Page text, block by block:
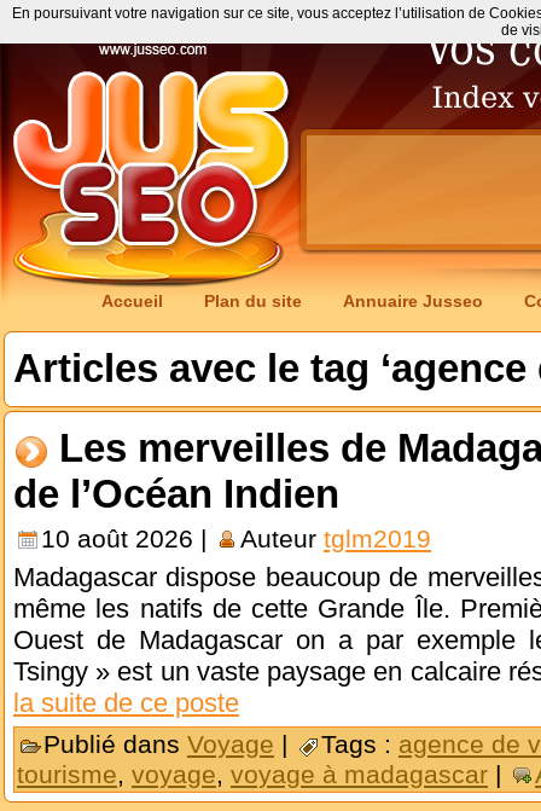
Accueil Plan du site Annuaire Jusseo
Articles avec le tag ‘agence
Les merveilles de
de l’Océan Indien
10 août 2026 | Auteur tglm2019
Madagascar dispose beaucoup de
même les natifs de cette Grande Île.
Ouest de Madagascar on a par exemple
Tsingy » est un vaste paysage en calcaire
la suite de ce poste
Publié dans Voyage | Tags : agence de
tourisme, voyage, voyage à madagascar |
En poursuivant votre navigation sur ce site, vous acceptez l’utilisation de
de